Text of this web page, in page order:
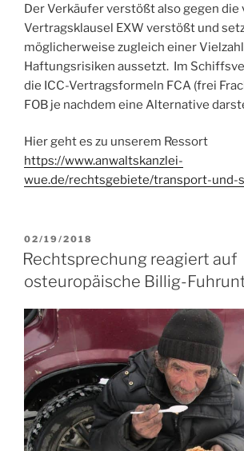
Der Verkäufer verstößt also gegen die
Vertragsklausel EXW verstößt und
möglicherweise zugleich einer
Haftungsrisiken aussetzt. Im
die ICC-Vertragsformeln FCA (frei
FOB je nachdem eine Alternative
Hier geht es zu unserem Ressort
https://www.anwaltskanzlei-
wue.de/rechtsgebiete/transport-und-
VERÖFFENTLICHT
AM
02/19/2018
Rechtsprechung reagiert auf
osteuropäische Billig-